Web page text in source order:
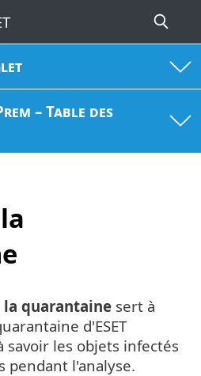
– Table des
la quarantaine sert à
d'ESET
savoir les objets infectés
pendant l'analyse.